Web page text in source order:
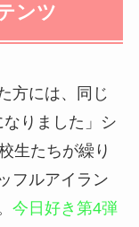
ンツ
方には、同じ
りました」シ
生たちが繰り
フルアイラン
今日好き第4弾